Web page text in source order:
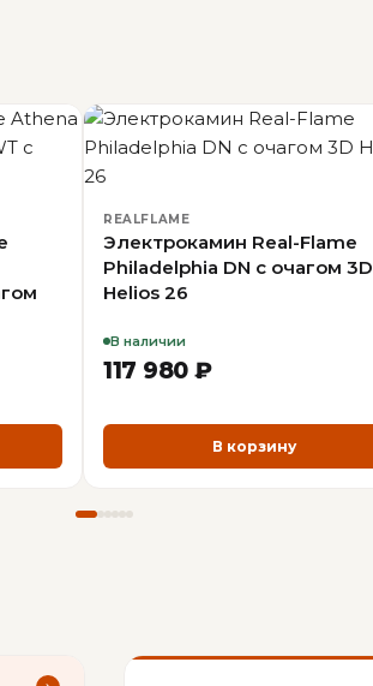
REALFLAME
Электрокамин Real-Flame
Philadelphia DN с очагом 3D
Helios 26
В наличии
117 980 ₽
В корзину